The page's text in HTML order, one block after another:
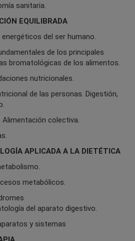
sanitaria.
EQUILIBRADA
del ser humano.
de los principales
bromatológicas de los alimentos.
nutricionales.
de las personas. Digestión,
Alimentación colectiva.
APLICADA A LA DIETÉTICA
metabólicos.
del aparato digestivo.
y sistemas